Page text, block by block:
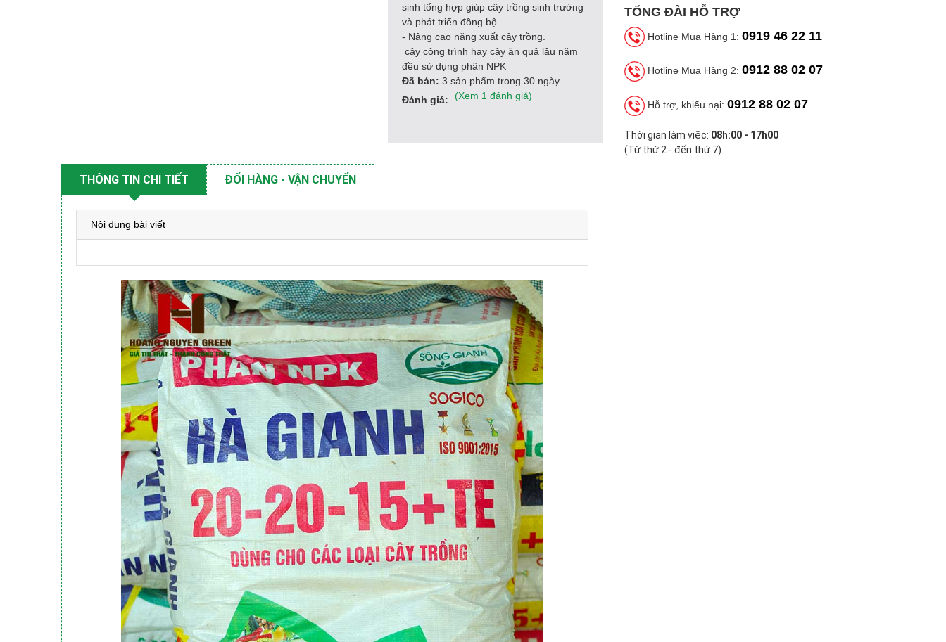
sinh tổng hợp giúp cây trồng sinh trưởng
và phát triển đồng bộ
- Nâng cao năng xuất cây trồng.
cây công trình hay cây ăn quả lâu năm
đều sử dụng phân NPK
Đã bán: 3 sản phẩm trong 30 ngày
Đánh giá:
(Xem 1 đánh giá)
TỔNG ĐÀI HỖ TRỢ
Hotline Mua Hàng 1: 0919 46 22 11
Hotline Mua Hàng 2: 0912 88 02 07
Hỗ trợ, khiếu nại: 0912 88 02 07
Thời gian làm việc: 08h:00 - 17h00
(Từ thứ 2 - đến thứ 7)
THÔNG TIN CHI TIẾT ĐỔI HÀNG - VẬN CHUYỂN
Nội dung bài viết